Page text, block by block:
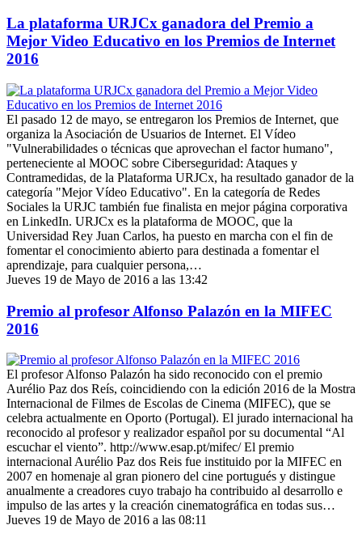
La plataforma URJCx ganadora del Premio a
Mejor Video Educativo en los Premios de Internet
2016
El pasado 12 de mayo, se entregaron los Premios de Internet, que
organiza la Asociación de Usuarios de Internet. El Vídeo
"Vulnerabilidades o técnicas que aprovechan el factor humano",
perteneciente al MOOC sobre Ciberseguridad: Ataques y
Contramedidas, de la Plataforma URJCx, ha resultado ganador de la
categoría "Mejor Vídeo Educativo". En la categoría de Redes
Sociales la URJC también fue finalista en mejor página corporativa
en LinkedIn. URJCx es la plataforma de MOOC, que la
Universidad Rey Juan Carlos, ha puesto en marcha con el fin de
fomentar el conocimiento abierto para destinada a fomentar el
aprendizaje, para cualquier persona,…
Jueves 19 de Mayo de 2016 a las 13:42
Premio al profesor Alfonso Palazón en la MIFEC
2016
El profesor Alfonso Palazón ha sido reconocido con el premio
Aurélio Paz dos Reís, coincidiendo con la edición 2016 de la Mostra
Internacional de Filmes de Escolas de Cinema (MIFEC), que se
celebra actualmente en Oporto (Portugal). El jurado internacional ha
reconocido al profesor y realizador español por su documental “Al
escuchar el viento”. http://www.esap.pt/mifec/ El premio
internacional Aurélio Paz dos Reis fue instituido por la MIFEC en
2007 en homenaje al gran pionero del cine portugués y distingue
anualmente a creadores cuyo trabajo ha contribuido al desarrollo e
impulso de las artes y la creación cinematográfica en todas sus…
Jueves 19 de Mayo de 2016 a las 08:11